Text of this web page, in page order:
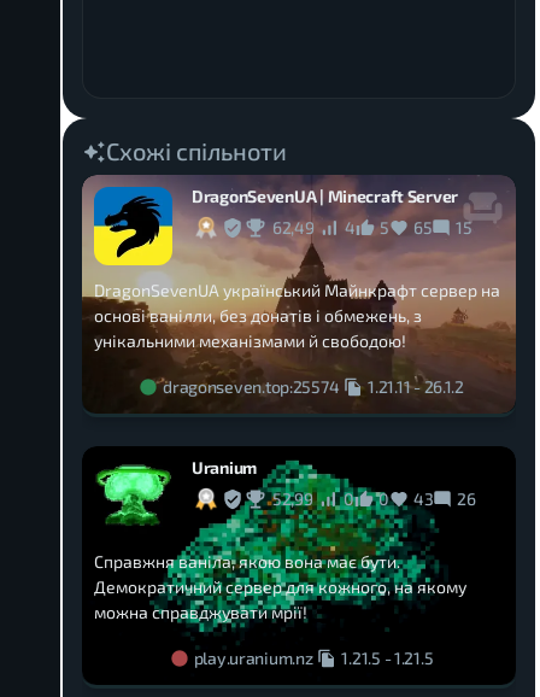
Схожі спільноти
DragonSevenUA | Minecraft Server
62,49
4 5 65 15
DragonSevenUA український Майнкрафт сервер на
основі ванілли, без донатів і обмежень, з
унікальними механізмами й свободою!
dragonseven.top:25574 1.21.11-26.1.2
Uranium
52,99
0 0 43 26
Справжня ваніла, якою вона має бути.
Демократичний сервер для кожного, на якому
можна справджувати мрії!
play.uranium.nz 1.21.5 -1.21.5